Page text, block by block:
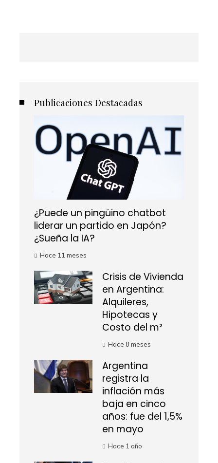
Publicaciones Destacadas
¿Puede un pingüino chatbot
liderar un partido en Japón?
¿Sueña la IA?
Hace 11 meses
Crisis de Vivienda
en Argentina:
Alquileres,
Hipotecas y
Costo del m²
Hace 8 meses
Argentina
registra la
inflación más
baja en cinco
años: fue del 1,5%
en mayo
Hace 1 año